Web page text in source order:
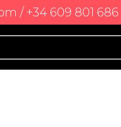
/ +34 609 801 686